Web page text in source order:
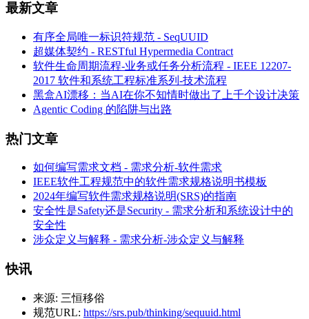
最新文章
有序全局唯一标识符规范 - SeqUUID
超媒体契约 - RESTful Hypermedia Contract
软件生命周期流程-业务或任务分析流程 - IEEE 12207-
2017 软件和系统工程标准系列-技术流程
黑盒AI漂移：当AI在你不知情时做出了上千个设计决策
Agentic Coding 的陷阱与出路
热门文章
如何编写需求文档 - 需求分析-软件需求
IEEE软件工程规范中的软件需求规格说明书模板
2024年编写软件需求规格说明(SRS)的指南
安全性是Safety还是Security - 需求分析和系统设计中的
安全性
涉众定义与解释 - 需求分析-涉众定义与解释
快讯
来源: 三恒移俗
规范URL: https://srs.pub/thinking/sequuid.html